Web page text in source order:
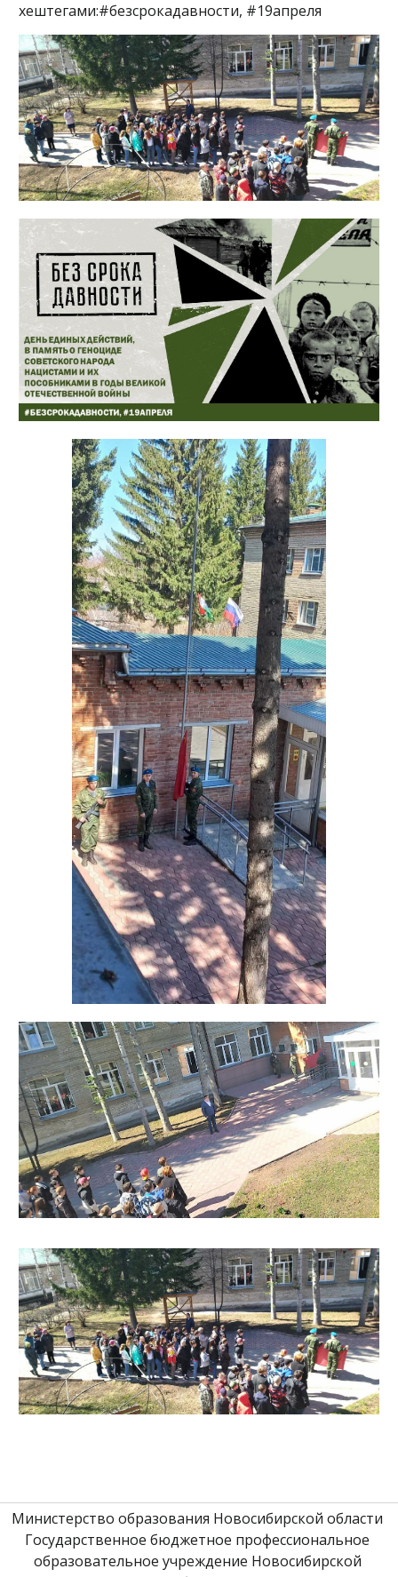
хештегами:#безсрокадавности, #19апреля
Министерство образования Новосибирской области
Государственное бюджетное профессиональное
образовательное учреждение Новосибирской